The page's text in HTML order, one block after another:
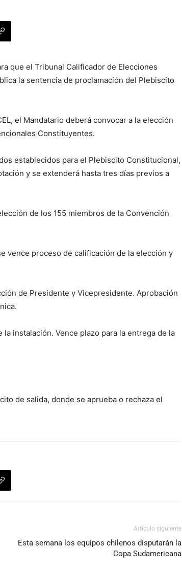
que el Tribunal Calificador de Elecciones
la sentencia de proclamación del Plebiscito
el Mandatario deberá convocar a la elección
Constituyentes.
establecidos para el Plebiscito Constitucional,
y se extenderá hasta tres días previos a
de los 155 miembros de la Convención
vence proceso de calificación de la elección y
de Presidente y Vicepresidente. Aprobación
instalación. Vence plazo para la entrega de la
de salida, donde se aprueba o rechaza el
Artículo siguiente
Esta semana los equipos chilenos disputarán la
Copa Sudamericana